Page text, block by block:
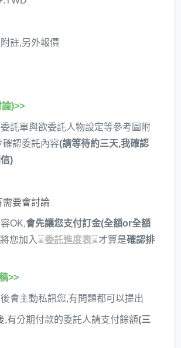
註,另外報價
)>>
託單與欲委託人物設定等參考圖附
確認委託內容(請等待約三天,我確認
)
需要會討論
OK,會先讓您支付訂金(全額or全額
您加入 ⌛委託進度表⌛才算是確認排
>>
會主動私訊您,有問題都可以提出
,有分期付款的委託人請支付餘額(三